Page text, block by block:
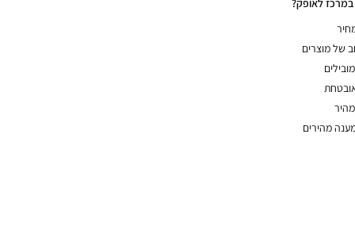
לאופק?
של מוצרים
מהירים